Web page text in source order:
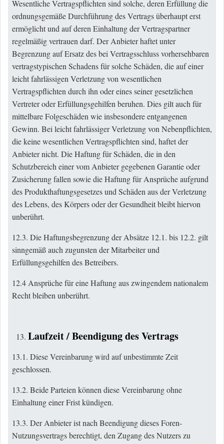
Wesentliche Vertragspflichten sind solche, deren Erfüllung die
ordnungsgemäße Durchführung des Vertrags überhaupt erst
ermöglicht und auf deren Einhaltung der Vertragspartner
regelmäßig vertrauen darf. Der Anbieter haftet unter
Begrenzung auf Ersatz des bei Vertragsschluss vorhersehbaren
vertragstypischen Schadens für solche Schäden, die auf einer
leicht fahrlässigen Verletzung von wesentlichen
Vertragspflichten durch ihn oder eines seiner gesetzlichen
Vertreter oder Erfüllungsgehilfen beruhen. Dies gilt auch für
mittelbare Folgeschäden wie insbesondere entgangenen
Gewinn. Bei leicht fahrlässiger Verletzung von Nebenpflichten,
die keine wesentlichen Vertragspflichten sind, haftet der
Anbieter nicht. Die Haftung für Schäden, die in den
Schutzbereich einer vom Anbieter gegebenen Garantie oder
Zusicherung fallen sowie die Haftung für Ansprüche aufgrund
des Produkthaftungsgesetzes und Schäden aus der Verletzung
des Lebens, des Körpers oder der Gesundheit bleibt hiervon
unberührt.
12.3. Die Haftungsbegrenzung der Absätze 12.1. bis 12.2. gilt
sinngemäß auch zugunsten der Mitarbeiter und
Erfüllungsgehilfen des Betreibers.
12.4 Ansprüche für eine Haftung aus zwingendem nationalem
Recht bleiben unberührt.
Laufzeit / Beendigung des Vertrags
13.1. Diese Vereinbarung wird auf unbestimmte Zeit
geschlossen.
13.2. Beide Parteien können diese Vereinbarung ohne
Einhaltung einer Frist kündigen.
13.3. Der Anbieter ist nach Beendigung dieses Foren-
Nutzungsvertrags berechtigt, den Zugang des Nutzers zu